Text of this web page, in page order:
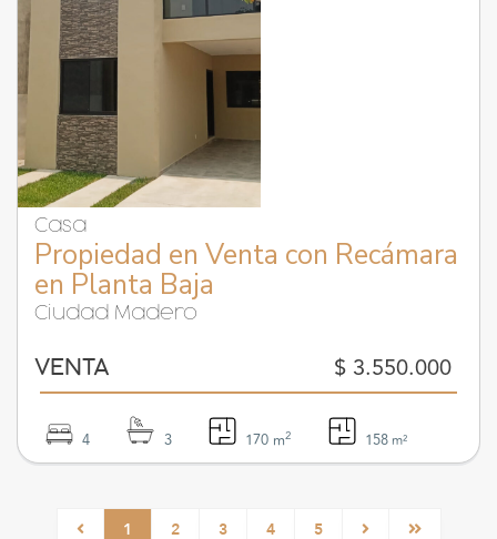
Casa
Propiedad en Venta con Recámara
en Planta Baja
Ciudad Madero
VENTA $ 3.550.000
4 3 170 m2 158 m²
1 2 3 4 5